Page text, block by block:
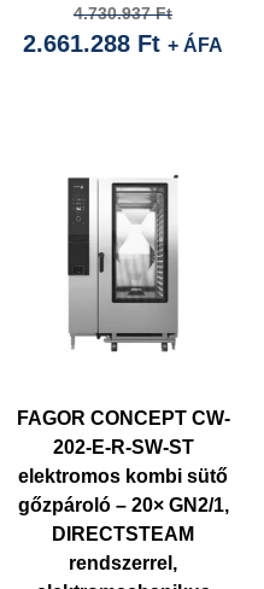
4.730.937FtOriginal
price
2.661.288 Ft
Current
price
+ ÁFA
FAGOR CONCEPT CW-
202-E-R-SW-ST
elektromos kombi sütő
gőzpároló – 20× GN2/1,
DIRECTSTEAM
rendszerrel,